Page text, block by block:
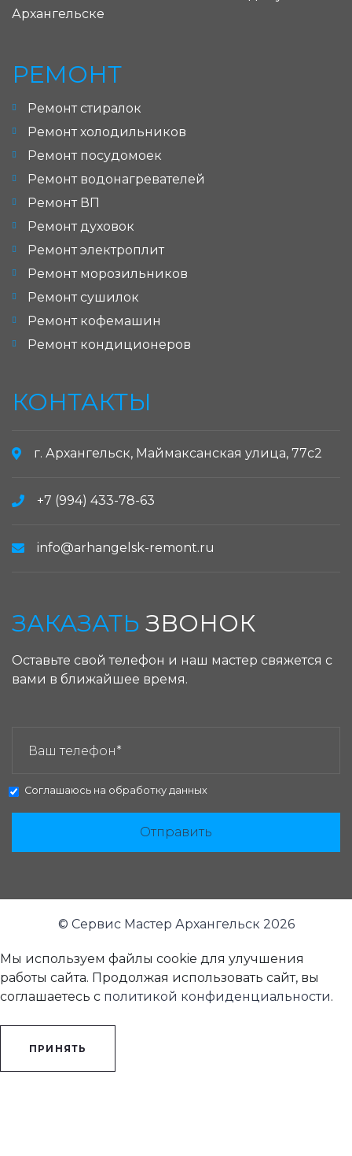
Архангельске
РЕМОНТ
Ремонт стиралок
Ремонт холодильников
Ремонт посудомоек
Ремонт водонагревателей
Ремонт ВП
Ремонт духовок
Ремонт электроплит
Ремонт морозильников
Ремонт сушилок
Ремонт кофемашин
Ремонт кондиционеров
КОНТАКТЫ
г. Архангельск, Маймаксанская улица, 77с2
+7 (994) 433-78-63
info@arhangelsk-remont.ru
ЗАКАЗАТЬ ЗВОНОК
Оставьте свой телефон и наш мастер свяжется с
вами в ближайшее время.
Соглашаюсь на обработку данных
Отправить
© Сервис Мастер Архангельск 2026
Мы используем файлы cookie для улучшения
работы сайта. Продолжая использовать сайт, вы
соглашаетесь с политикой конфиденциальности.
ПРИНЯТЬ